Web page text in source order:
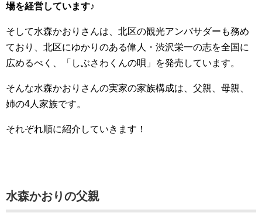
場を経営しています♪
そして水森かおりさんは、北区の観光アンバサダーも務め
ており、北区にゆかりのある偉人・渋沢栄一の志を全国に
広めるべく、「しぶさわくんの唄」を発売しています。
そんな水森かおりさんの実家の家族構成は、父親、母親、
姉の4人家族です。
それぞれ順に紹介していきます！
水森かおりの父親